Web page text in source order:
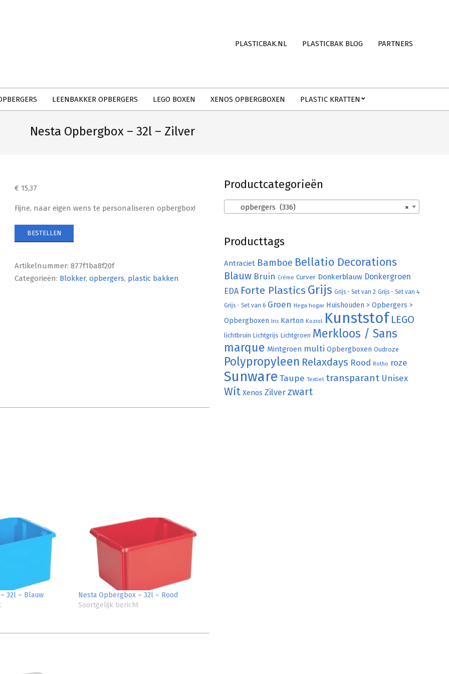
PLASTICBAK.NL PLASTICBAK BLOG PARTNERS
LEENBAKKER OPBERGERS LEGO BOXEN XENOS OPBERGBOXEN PLASTIC KRATTEN
Nesta Opbergbox – 32l – Zilver
€ 15,37
Fijne, naar eigen wens te personaliseren opbergbox!
BESTELLEN
Artikelnummer:877f1ba8f20f
Categorieën: Blokker,opbergers, plastic bakken
32l – Blauw
Nesta Opbergbox – 32l – Rood
Soortgelijk bericht
Productcategorieën
×
opbergers (336)
Producttags
Antraciet Bamboe Bellatio Decorations
Blauw Bruin Crème Curver Donkerblauw Donkergroen
EDA Forte Plastics Grijs Grijs - Set van 2 Grijs - Set van 4
Grijs - Set van 6 Groen Hega hogar Huishouden > Opbergers >
Opbergboxen Iris Karton Koziol Kunststof LEGO
lichtbruin Lichtgrijs Lichtgroen Merkloos / Sans
marque Mintgroen multi Opbergboxen Oudroze
Polypropyleen Relaxdays Rood Rotho roze
Sunware Taupe Textiel transparant Unisex
Wit Xenos Zilver zwart